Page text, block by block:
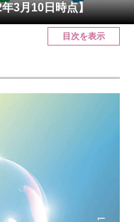
3月10日時点】
目次を表示